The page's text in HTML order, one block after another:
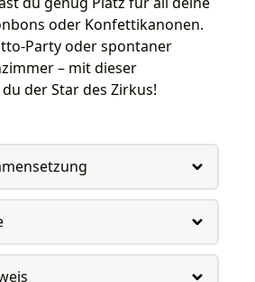
oder Konfettikanonen.
Party oder spontaner
– mit dieser
der Star des Zirkus!